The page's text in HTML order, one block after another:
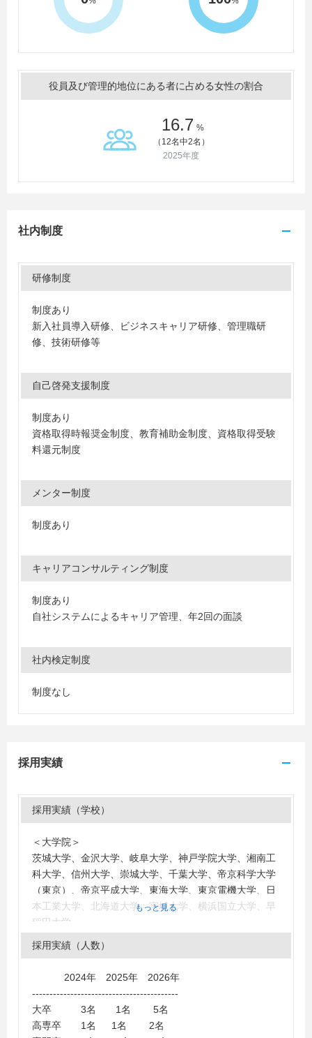
役員及び管理的地位にある者に占める女性の割合
16.7 %
（12名中2名）
2025年度
社内制度
研修制度
制度あり
新入社員導入研修、ビジネスキャリア研修、管理職研
修、技術研修等
自己啓発支援制度
制度あり
資格取得時報奨金制度、教育補助金制度、資格取得受験
料還元制度
メンター制度
制度あり
キャリアコンサルティング制度
制度あり
自社システムによるキャリア管理、年2回の面談
社内検定制度
制度なし
採用実績
採用実績（学校）
＜大学院＞
茨城大学、金沢大学、岐阜大学、神戸学院大学、湘南工
科大学、信州大学、崇城大学、千葉大学、帝京科学大学
（東京）、帝京平成大学、東海大学、東京電機大学、日
本工業大学、北海道大学、宮城大学、横浜国立大学、早
稲田大学
＜大学＞
愛知大学、愛知学院大学、愛知学泉大学、愛知工科大
川大学、神奈川工科大学、金沢大学、金沢工業大学、関
西大学、関東学院大学、九州大学、京都教育大学、工学
院大学、神戸大学、神戸学院大学、国士舘大学、産業能
もっと見る
採用実績（人数）
2024年 2025年 2026年
------------------------------------------
大卒 3名 1名 5名
高専卒 1名 1名 2名